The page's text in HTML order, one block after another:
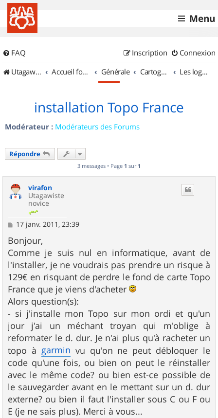
Menu
FAQ Connexion
Inscription
UtagawaVTT (Randos VTT et VTTAE avec traces GPS)
Accueil forum Générale Cartographie et GPS Les logiciels
installation Topo France
Modérateur : Modérateurs des Forums
Répondre
3 messages • Page 1 sur 1
virafon
Utagawiste
novice
M
s
s
a
g
e
17 janv. 2011, 23:39
Bonjour,
Comme je suis nul en informatique, avant de
l'installer, je ne voudrais pas prendre un risque à
129€ en risquant de perdre le fond de carte Topo
France que je viens d'acheter
Alors question(s):
- si j'installe mon Topo sur mon ordi et qu'un
jour j'ai un méchant troyan qui m'oblige à
reformater le d. dur. Je n'ai plus qu'à racheter un
topo à garmin vu qu'on ne peut débloquer le
code qu'une fois, ou bien on peut le réinstaller
avec le même code? ou bien est-ce possible de
le sauvegarder avant en le mettant sur un d. dur
externe? ou bien il faut l'installer sous C ou F ou
E (je ne sais plus). Merci à vous...